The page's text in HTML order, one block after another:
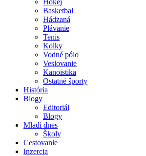
Hokej
Basketbal
Hádzaná
Plávanie
Tenis
Kolky
Vodné pólo
Veslovanie
Kanoistika
Ostatné športy
História
Blogy
Editoriál
Blogy
Mladí dnes
Školy
Cestovanie
Inzercia